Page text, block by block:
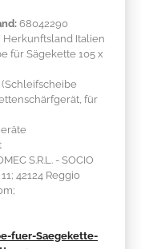
68042290
Italien
für Sägekette 105 x
für
S.R.L. - SOCIO
42124 Reggio
fuer-Saegekette-